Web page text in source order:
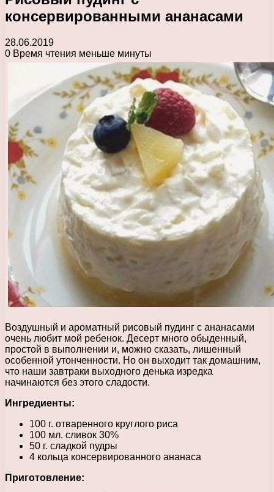
консервированными ананасами
28.06.2019
0 Время чтения меньше минуты
Воздушный и ароматный рисовый пудинг с ананасами
очень любит мой ребенок. Десерт много обыденный,
простой в выполнении и, можно сказать, лишенный
особенной утонченности. Но он выходит так домашним,
что наши завтраки выходного денька изредка
начинаются без этого сладости.
Ингредиенты:
100 г. отваренного круглого риса
100 мл. сливок 30%
50 г. сладкой пудры
4 кольца консервированного ананаса
Приготовление: